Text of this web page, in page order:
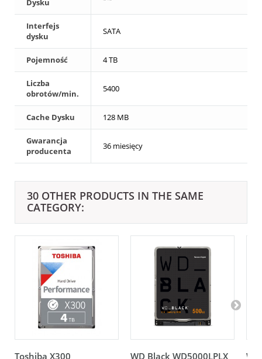
Dysku
Interfejs
dysku
SATA
Pojemność 4 TB
Liczba
obrotów/min.
5400
Cache Dysku 128 MB
Gwarancja
producenta
36 miesięcy
30 OTHER PRODUCTS IN THE SAME
CATEGORY:
Toshiba X300 WD Black WD5000LPLX